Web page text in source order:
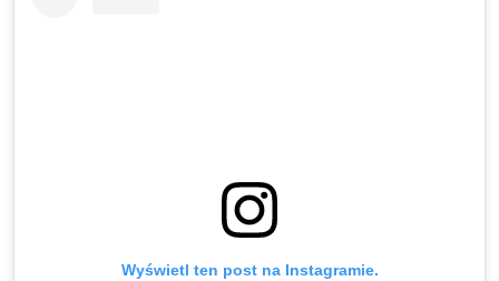
Wyświetl ten post na Instagramie.